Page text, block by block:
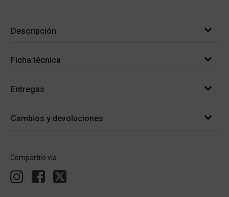
Descripción
Ficha técnica
Entregas
Cambios y devoluciones
Compartílo vía